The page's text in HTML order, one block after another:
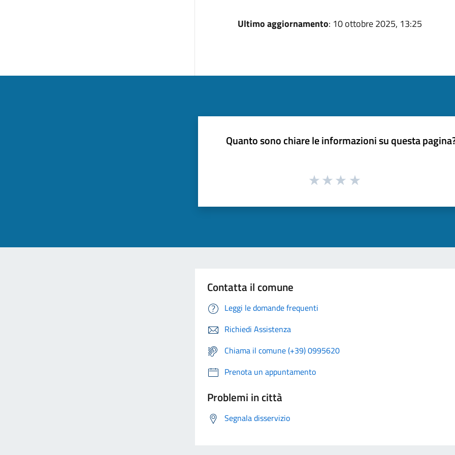
Ultimo aggiornamento: 10 ottobre 2025, 13:25
Quanto sono chiare le informazioni su questa
Contatta il comune
Leggi le domande frequenti
Richiedi Assistenza
Chiama il comune (+39) 0995620
Prenota un appuntamento
Problemi in città
Segnala disservizio